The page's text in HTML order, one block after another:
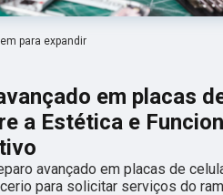
para expandir
em placas
a Estética e
avançado em placas de
para solicitar serviços do